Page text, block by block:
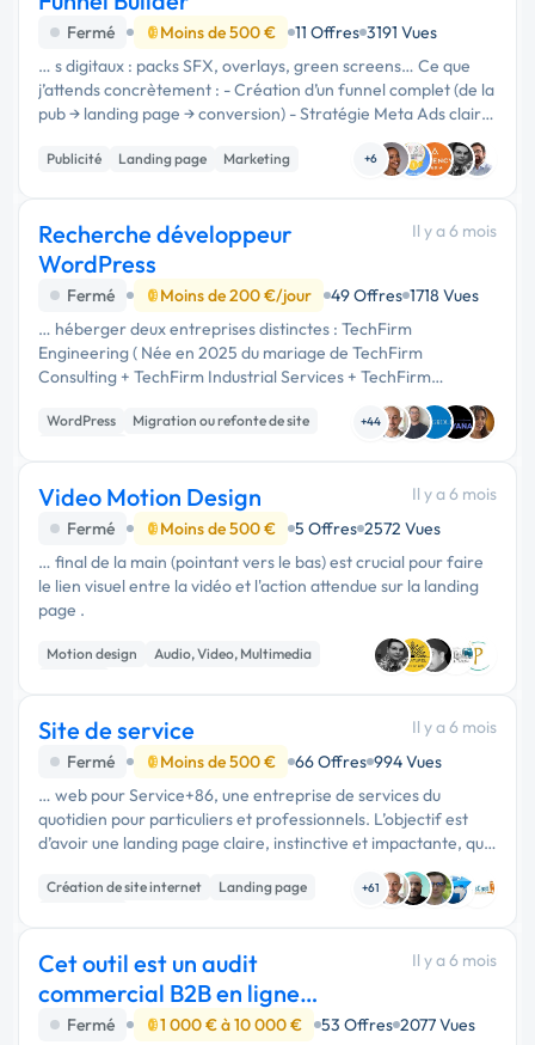
Fermé Moins de 500 € 11 Offres 3191 Vues
… s digitaux : packs SFX, overlays, green screens… Ce que
j’attends concrètement : - Création d’un funnel complet (de la
pub → landing page → conversion) - Stratégie Meta Ads claire
(ciblage, angle, créas, testing) - Rédaction et structuration …
Publicité Landing page Marketing +6
Recherche développeur
WordPress
Il y a 6 mois
Fermé Moins de 200 €/jour 49 Offres 1718 Vues
… héberger deux entreprises distinctes : TechFirm
Engineering ( Née en 2025 du mariage de TechFirm
Consulting + TechFirm Industrial Services + TechFirm
International) et TechFirm Information Système (IT).
Navigation & Landing Page : …
WordPress
Migration ou refonte de site
+44
Video Motion Design
Il y a 6 mois
Fermé
Moins de 500 € 5 Offres 2572 Vues
… final de la main (pointant vers le bas) est crucial pour faire
le lien visuel entre la vidéo et l'action attendue sur la landing
page .
Motion design
Audio, Video, Multimedia
Site de service
Il y a 6 mois
Fermé
Moins de 500 € 66 Offres 994 Vues
… web pour Service+86, une entreprise de services du
quotidien pour particuliers et professionnels. L’objectif est
d’avoir une landing page claire, instinctive et impactante, qui
présente les services, les formules, les tarifs et incite à …
Création de site internet
Landing page
+61
Cet outil est un audit
commercial B2B en ligne
permettant d'évaluer
Il y a 6 mois
Fermé 1 000 € à 10 000 € 53 Offres 2077 Vues